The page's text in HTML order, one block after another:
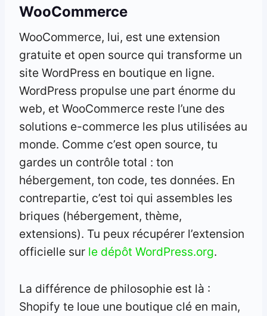
WooCommerce
WooCommerce, lui, est une extension
gratuite et open source qui transforme un
site WordPress en boutique en ligne.
WordPress propulse une part énorme du
web, et WooCommerce reste l’une des
solutions e-commerce les plus utilisées au
monde. Comme c’est open source, tu
gardes un contrôle total : ton
hébergement, ton code, tes données. En
contrepartie, c’est toi qui assembles les
briques (hébergement, thème,
extensions). Tu peux récupérer l’extension
officielle sur le dépôt WordPress.org.
La différence de philosophie est là :
Shopify te loue une boutique clé en main,